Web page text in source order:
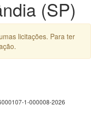
(SP)
licitações. Para ter
1-000008-2026